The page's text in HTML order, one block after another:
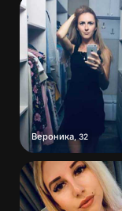
Вероника 32